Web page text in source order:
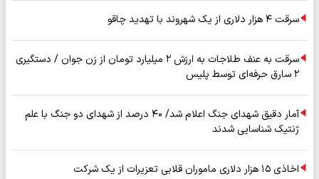
سرقت ۴ هزار دلاری از یک شهروند با تهدید چاقو
سرقت به عنف طلاجات به ارزش ۲ میلیارد تومان از زن جوان / دستگیری
۲ سارق حرفه‌ای توسط پلیس
آمار دقیق شهدای جنگ اعلام شد/ ۴۰ درصد از شهدای دو جنگ با علم
ژنتیک شناسایی شدند
اخاذی ۱۵ هزار دلاری ماموران قلابی تعزیرات از یک شرکت